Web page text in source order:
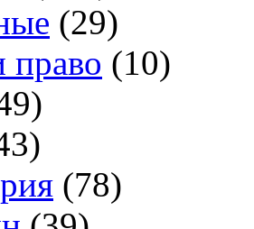
(29)
право (10)
(78)